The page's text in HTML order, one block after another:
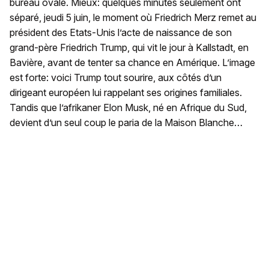
séparé, jeudi 5 juin, le moment où Friedrich Merz remet au
président des Etats-Unis l’acte de naissance de son
grand-père Friedrich Trump, qui vit le jour à Kallstadt, en
Bavière, avant de tenter sa chance en Amérique. L’image
est forte: voici Trump tout sourire, aux côtés d’un
dirigeant européen lui rappelant ses origines familiales.
Tandis que l’afrikaner Elon Musk, né en Afrique du Sud,
devient d’un seul coup le paria de la Maison Blanche…